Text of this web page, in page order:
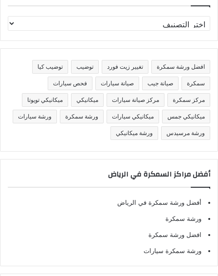
ص
ن
ف
ا
افضل ورشة سمكرة تغيير زيت فورد توضيب توضيب كيا
سمكرة صيانة جيب صيانة سيارات فحص سيارات
مركز سمكرة مركز صيانة سيارات ميكانيكي ميكانيكي تويوتا
ميكانيكي جمس ميكانيكي سيارات ورشة سمكرة ورشة سيارات
ورشة مرسيدس ورشة ميكانيكي
أفضل مراكز السمكرة في الرياض
أفضل ورشة سمكرة في الرياض
ورشة سمكرة
افضل ورشة سمكرة
ورشة سمكرة سيارات